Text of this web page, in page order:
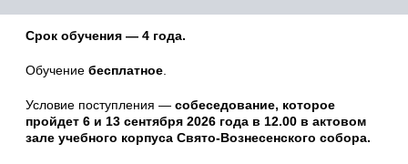
Срок обучения — 4 года.
Обучение бесплатное
Условие поступления — собеседование, которое
пройдет 6 и 13 сентября 2026 года в 12.00 в актовом
зале учебного корпуса Свято-Вознесенского собора.